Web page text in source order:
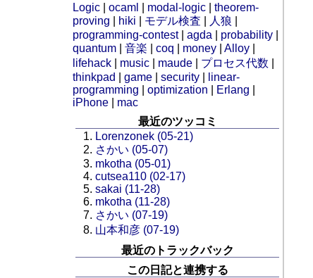
Logic |ocaml modal-logic |theorem-
proving
hiki モデル検査 人狼
programming-contest|agda probability
quantum |音楽 |coq money |Alloy
lifehack
music maude プロセス代数
thinkpad
|game |security
linear-
programming |optimization Erlang
iPhone
mac
最近のツッコミ
Lorenzonek (05-21)
さかい (05-07)
mkotha (05-01)
cutsea110 (02-17)
sakai (11-28)
mkotha (11-28)
さかい (07-19)
山本和彦 (07-19)
最近のトラックバック
この日記と連携する